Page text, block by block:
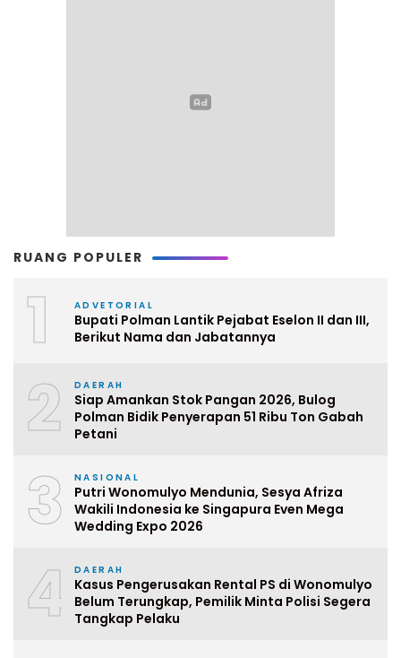
RUANG POPULER
1 ADVETORIAL
Bupati Polman Lantik Pejabat Eselon II dan III,
Berikut Nama dan Jabatannya
2 DAERAH
Siap Amankan Stok Pangan 2026, Bulog
Polman Bidik Penyerapan 51 Ribu Ton Gabah
Petani
3 NASIONAL
Putri Wonomulyo Mendunia, Sesya Afriza
Wakili Indonesia ke Singapura Even Mega
Wedding Expo 2026
4 DAERAH
Kasus Pengerusakan Rental PS di Wonomulyo
Belum Terungkap, Pemilik Minta Polisi Segera
Tangkap Pelaku